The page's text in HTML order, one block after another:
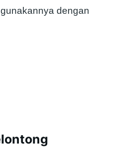
dengan